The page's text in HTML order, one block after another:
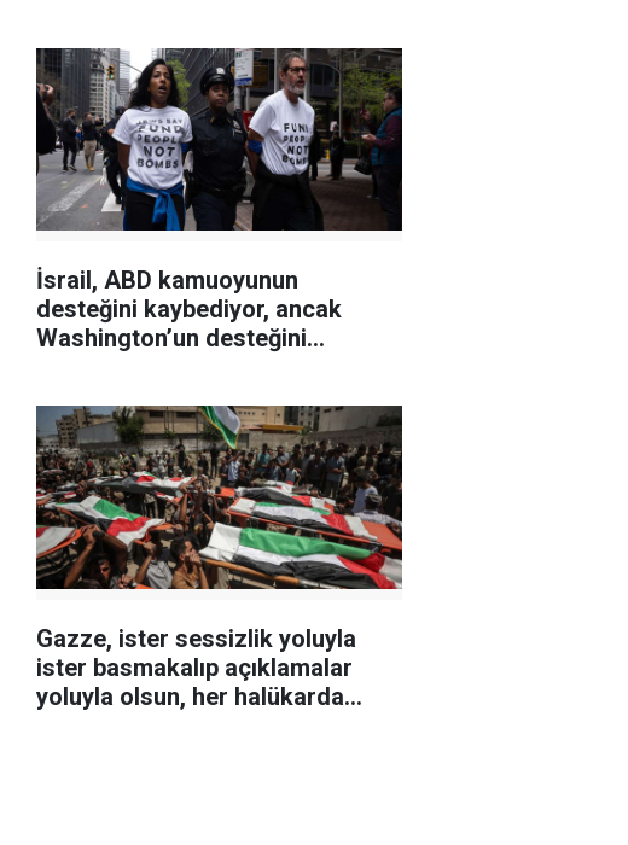
İsrail, ABD kamuoyunun
desteğini kaybediyor, ancak
Washington’un desteğini
Gazze, ister sessizlik yoluyla
ister basmakalıp açıklamalar
yoluyla olsun, her halükarda